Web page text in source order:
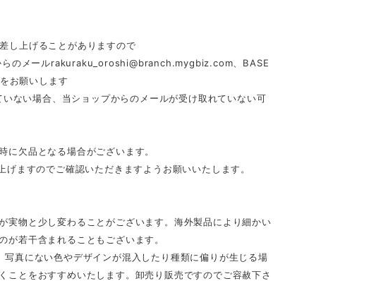
し上げることがありますので
のメールrakuraku_oroshi@branch.mygbiz.com 、BASE
お願いします
ない場合、当ショップからのメールが受け取れていない可
欠品となる場合がございます。
ますのでご確認いただきますようお願いいたします。
実物と少し変わることがございます。海外製品により細かい
若干含まれることもございます。
真にない色やデザインが混入したり種類に偏りが生じる場
とをおすすめいたします。卸売り販売ですのでご容赦下さ